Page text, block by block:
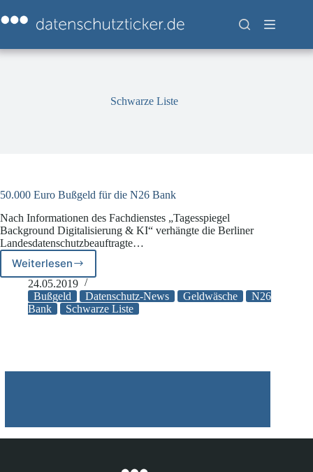
Inhalt
springen
Schwarze Liste
50.000 Euro Bußgeld für die N26 Bank
Nach Informationen des Fachdienstes „Tagesspiegel
Background Digitalisierung & KI“ verhängte die Berliner
Landesdatenschutzbeauftragte…
Weiterlesen
50.000
Euro
Bußgeld
für
24.05.2019
Bußgeld
Datenschutz-News Geldwäsche
N26
Bank
Schwarze Liste